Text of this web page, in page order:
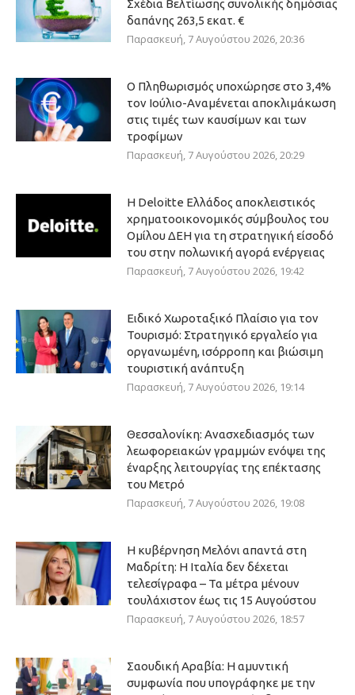
Σχέδια Βελτίωσης συνολικής δημόσιας
δαπάνης 263,5 εκατ. €
Παρασκευή, 7 Αυγούστου 2026, 20:36
Ο Πληθωρισμός υποχώρησε στο 3,4%
τον Ιούλιο-Αναμένεται αποκλιμάκωση
στις τιμές των καυσίμων και των
τροφίμων
Παρασκευή, 7 Αυγούστου 2026, 20:29
Η Deloitte Ελλάδος αποκλειστικός
χρηματοοικονομικός σύμβουλος του
Ομίλου ΔΕΗ για τη στρατηγική είσοδό
του στην πολωνική αγορά ενέργειας
Παρασκευή, 7 Αυγούστου 2026, 19:42
Ειδικό Χωροταξικό Πλαίσιο για τον
Τουρισμό: Στρατηγικό εργαλείο για
οργανωμένη, ισόρροπη και βιώσιμη
τουριστική ανάπτυξη
Παρασκευή, 7 Αυγούστου 2026, 19:14
Θεσσαλονίκη: Ανασχεδιασμός των
λεωφορειακών γραμμών ενόψει της
έναρξης λειτουργίας της επέκτασης
του Μετρό
Παρασκευή, 7 Αυγούστου 2026, 19:08
Η κυβέρνηση Μελόνι απαντά στη
Μαδρίτη: Η Ιταλία δεν δέχεται
τελεσίγραφα – Τα μέτρα μένουν
τουλάχιστον έως τις 15 Αυγούστου
Παρασκευή, 7 Αυγούστου 2026, 18:57
Σαουδική Αραβία: Η αμυντική
συμφωνία που υπογράφηκε με την